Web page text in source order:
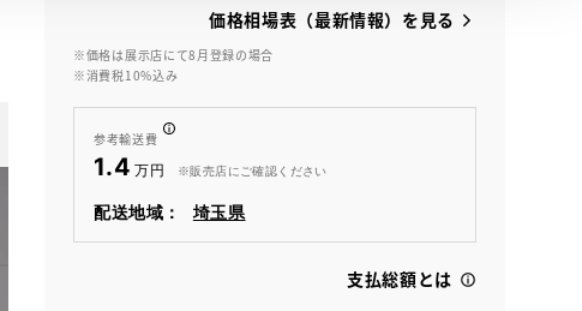
View
価格相場表（最新情報）を見る
※価格は展示店にて8月登録の場合
※消費税10%込み
参考輸送費
1.4 ※販売店にご確認ください
配送地域： 埼玉県
支払総額とは